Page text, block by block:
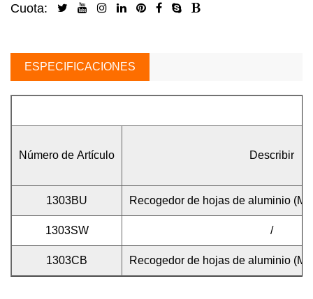
Cuota:
ESPECIFICACIONES
Número de Artículo Describir
1303BU Recogedor de hojas de aluminio
1303SW /
1303CB Recogedor de hojas de aluminio